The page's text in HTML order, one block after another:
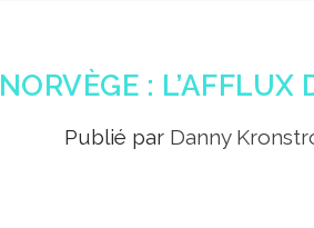
NORVÈGE :
Publié par Danny